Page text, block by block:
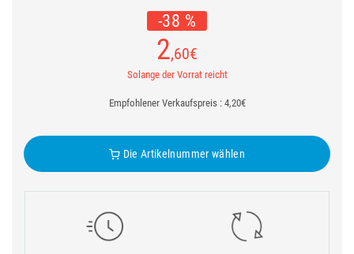
-38 %
2,60€
Solange der Vorrat reicht
Empfohlener Verkaufspreis : 4,20€
Die Artikelnummer wählen